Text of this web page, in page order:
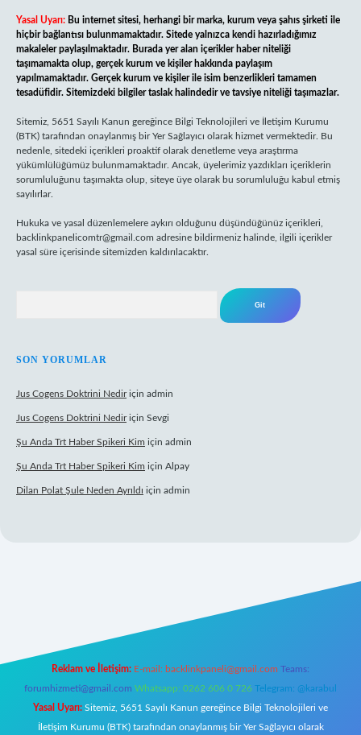
Yasal Uyarı: Bu internet sitesi, herhangi bir marka, kurum veya şahıs şirketi ile
hiçbir bağlantısı bulunmamaktadır. Sitede yalnızca kendi hazırladığımız
makaleler paylaşılmaktadır. Burada yer alan içerikler haber niteliği
taşımamakta olup, gerçek kurum ve kişiler hakkında paylaşım
yapılmamaktadır. Gerçek kurum ve kişiler ile isim benzerlikleri tamamen
tesadüfidir. Sitemizdeki bilgiler taslak halindedir ve tavsiye niteliği taşımazlar.
Sitemiz, 5651 Sayılı Kanun gereğince Bilgi Teknolojileri ve İletişim Kurumu
(BTK) tarafından onaylanmış bir Yer Sağlayıcı olarak hizmet vermektedir. Bu
nedenle, sitedeki içerikleri proaktif olarak denetleme veya araştırma
yükümlülüğümüz bulunmamaktadır. Ancak, üyelerimiz yazdıkları içeriklerin
sorumluluğunu taşımakta olup, siteye üye olarak bu sorumluluğu kabul etmiş
sayılırlar.
Hukuka ve yasal düzenlemelere aykırı olduğunu düşündüğünüz içerikleri,
backlinkpanelicomtr@gmail.com adresine bildirmeniz halinde, ilgili içerikler
yasal süre içerisinde sitemizden kaldırılacaktır.
SON YORUMLAR
Jus Cogens Doktrini Nediriçin admin
Jus Cogens Doktrini Nediriçin Sevgi
Şu Anda Trt Haber Spikeri Kim için admin
Şu Anda Trt Haber Spikeri Kim için Alpay
Dilan Polat Şule Neden Ayrıldı için admin
Reklam ve İletişim: E-mail: backlinkpaneli@gmail.com Teams:
forumhizmeti@gmail.com Whatsapp: 0262 606 0 726 Telegram: @karabul
Yasal Uyarı: Sitemiz, 5651 Sayılı Kanun gereğince Bilgi Teknolojileri ve
İletişim Kurumu (BTK) tarafından onaylanmış bir Yer Sağlayıcı olarak